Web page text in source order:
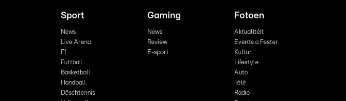
Sport
News
Live Arena
F1
Futtball
Basketball
Handball
Dëschtennis
Gaming
News
Review
E-sport
Fotoen
Aktualitéit
Events a Fester
Kultur
Lifestyle
Auto
Télé
Radio